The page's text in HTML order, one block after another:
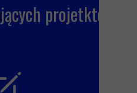
projetktów